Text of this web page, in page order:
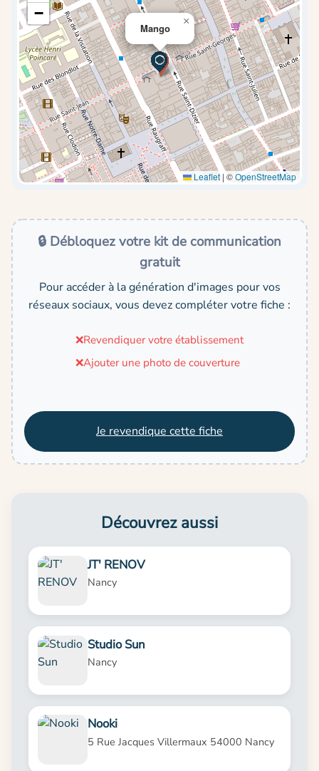
Mango
×
−
Leaflet | ©OpenStreetMap
🔒 Débloquez votre kit de communication
gratuit
Pour accéder à la génération d'images pour vos
réseaux sociaux, vous devez compléter votre fiche :
❌Revendiquer votre établissement
❌Ajouter une photo de couverture
Je revendique cette fiche
Découvrez aussi
JT' RENOV
Nancy
Studio Sun
Nancy
Nooki
5 Rue Jacques Villermaux 54000 Nancy